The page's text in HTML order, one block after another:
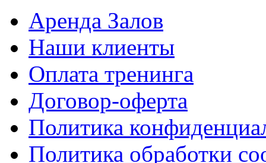
Аренда Залов
Наши клиенты
Оплата тренинга
Договор-оферта
Политика
Политика обработки